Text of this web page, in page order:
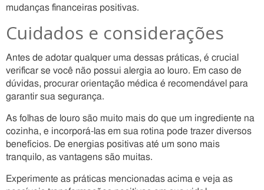
mudanças financeiras positivas.
Cuidados e considerações
Antes de adotar qualquer uma dessas práticas, é crucial
verificar se você não possui alergia ao louro. Em caso de
dúvidas, procurar orientação médica é recomendável para
garantir sua segurança.
As folhas de louro são muito mais do que um ingrediente na
cozinha, e incorporá-las em sua rotina pode trazer diversos
benefícios. De energias positivas até um sono mais
tranquilo, as vantagens são muitas.
Experimente as práticas mencionadas acima e veja as